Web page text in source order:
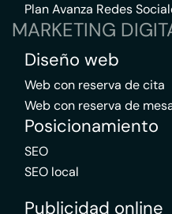
Plan Avanza Redes
MARKETING
Diseño web
Web con reserva de cita
Web con reserva de
Posicionamiento
SEO
SEO local
Publicidad online